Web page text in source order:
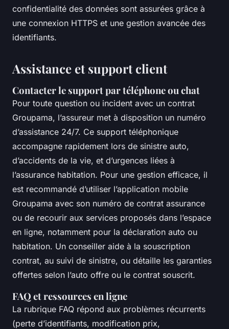
confidentialité des données sont assurées grâce à
une connexion HTTPS et une gestion avancée des
identifiants.
Assistance et support client
Contacter le support par téléphone ou chat
Pour toute question ou incident avec un contrat
Groupama, l’assureur met à disposition un numéro
d’assistance 24/7. Ce support téléphonique
accompagne rapidement lors de sinistre auto,
d’accidents de la vie, et d’urgences liées à
l’assurance habitation. Pour une gestion efficace, il
est recommandé d’utiliser l’application mobile
Groupama avec son numéro de contrat assurance
ou de recourir aux services proposés dans l’espace
en ligne, notamment pour la déclaration auto ou
habitation. Un conseiller aide à la souscription
contrat, au suivi de sinistre, ou détaille les garanties
offertes selon l’auto offre ou le contrat souscrit.
FAQ et ressources en ligne
La rubrique FAQ répond aux problèmes récurrents
(perte d’identifiants, modification prix,